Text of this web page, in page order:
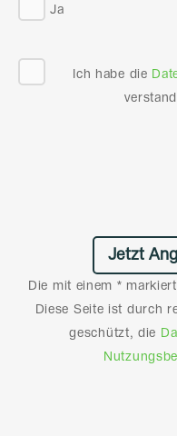
Ja
Ich habe die
Die mit einem *
Diese Seite ist durch
geschützt, die